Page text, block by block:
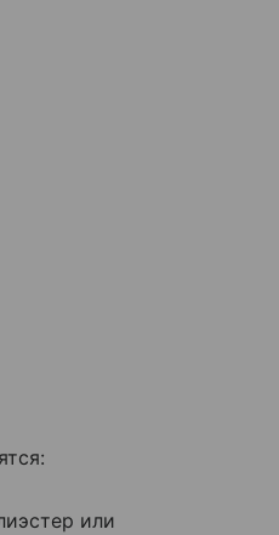
или